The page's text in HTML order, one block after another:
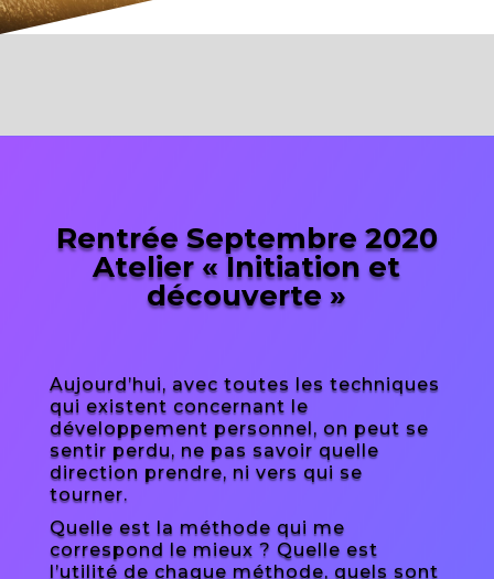
Rentrée Septembre 2020
Atelier « Initiation et
découverte »
Aujourd’hui, avec toutes les techniques
qui existent concernant le
développement personnel, on peut se
sentir perdu, ne pas savoir quelle
direction prendre, ni vers qui se
tourner.
Quelle est la méthode qui me
correspond le mieux ? Quelle est
l’utilité de chaque méthode, quels sont